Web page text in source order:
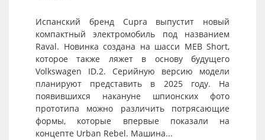
Испанский бренд Cupra выпустит новый
компактный электромобиль под названием
Raval. Новинка создана на шасси MEB Short,
которое также ляжет в основу будущего
Volkswagen ID.2. Серийную версию модели
планируют представить в 2025 году. На
появившихся накануне шпионских фото
прототипа можно различить потрясающие
формы, которые впервые показали на
концепте Urban Rebel. Машина...